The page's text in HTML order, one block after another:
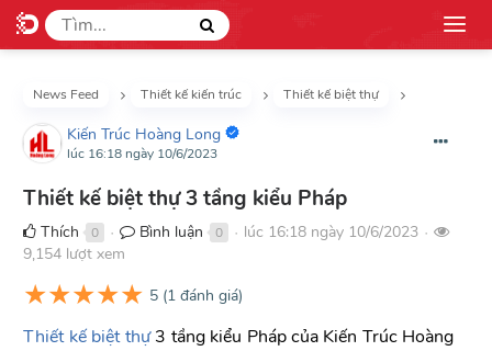
News Feed Thiết kế kiến trúc Thiết kế biệt thự
Kiến Trúc Hoàng Long
lúc 16:18 ngày 10/6/2023
Thiết kế biệt thự 3 tầng kiểu Pháp
Thích 0 ● Bình luận 0 ● lúc 16:18 ngày 10/6/2023 ●
9,154 lượt xem
★★★★★ 5 (1 đánh giá)
Thiết kế biệt thự3 tầng kiểu Pháp của Kiến Trúc Hoàng